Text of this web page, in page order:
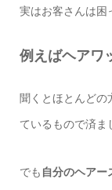
実はお客さんは困
例えばヘアワ
聞くとほとんどの
ているもので済ま
でも 自分のヘアー